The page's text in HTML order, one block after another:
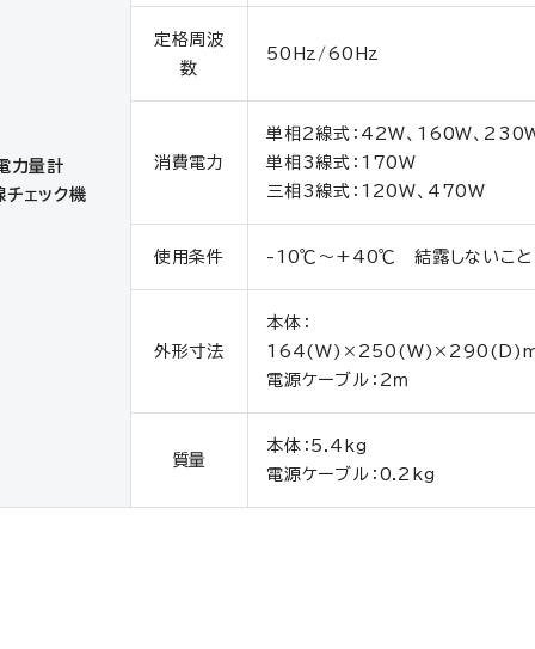
力量計
チェック機
定格周波
数
50Hz/60Hz
消費電力
単相2線式：42W、160W、
単相3線式：170W
三相3線式：120W、470W
使用条件 -10℃～+40℃ 結露しないこと
外形寸法
本体：
電源ケーブル：2ｍ
質量
本体：5.4kg
電源ケーブル：0.2kg